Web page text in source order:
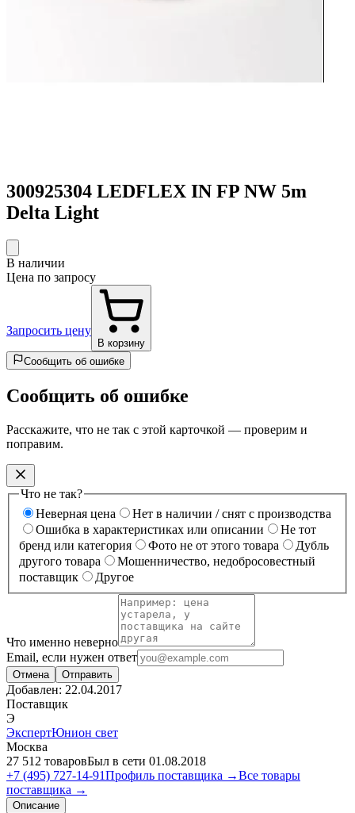
300925304 LEDFLEX IN FP NW 5m
Delta Light
В наличии
Цена по запросу
Запросить цену
В корзину
Сообщить об ошибке
Сообщить об ошибке
Расскажите, что не так с этой карточкой — проверим и
поправим.
Что не так?
Неверная цена
Нет в наличии / снят с производства
Ошибка в характеристиках или описании
Не тот
бренд или категория
Фото не от этого товара
Дубль
другого товара
Мошенничество, недобросовестный
поставщик
Другое
Что именно неверно
Email, если нужен ответ
Отмена Отправить
Добавлен: 22.04.2017
Поставщик
Э
ЭкспертЮнион свет
Москва
27 512 товаровБыл в сети 01.08.2018
+7 (495) 727-14-91Профиль поставщика →Все товары
поставщика →
Описание